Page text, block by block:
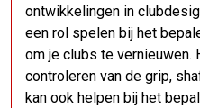
ontwikkelingen in
een rol spelen bij het
om je clubs te vernieuwen.
controleren van de grip,
kan ook helpen bij het